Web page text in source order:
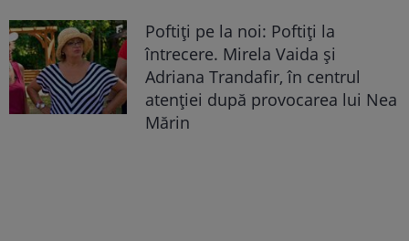
Poftiți pe la noi: Poftiți la
întrecere. Mirela Vaida și
Adriana Trandafir, în centrul
atenției după provocarea lui Nea
Mărin